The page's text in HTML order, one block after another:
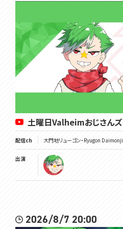
土曜日Valheimおじさんズ
配信ch 大門地リューゴン・Ryugon Daimonji
出演
2026/8/7 20:00